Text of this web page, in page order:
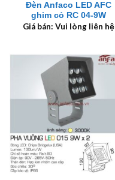
Đèn Anfaco LED AFC
ghim cỏ RC 04-9W
Giá bán: Vui lòng liên hệ